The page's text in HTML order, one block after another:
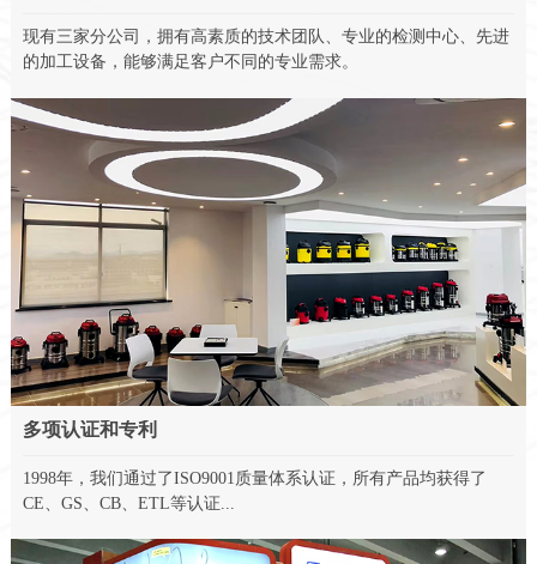
现有三家分公司，拥有高素质的技术团队、专业的检测中心、先进
的加工设备，能够满足客户不同的专业需求。
多项认证和专利
1998年，我们通过了ISO9001质量体系认证，所有产品均获得了
CE、GS、CB、ETL等认证...